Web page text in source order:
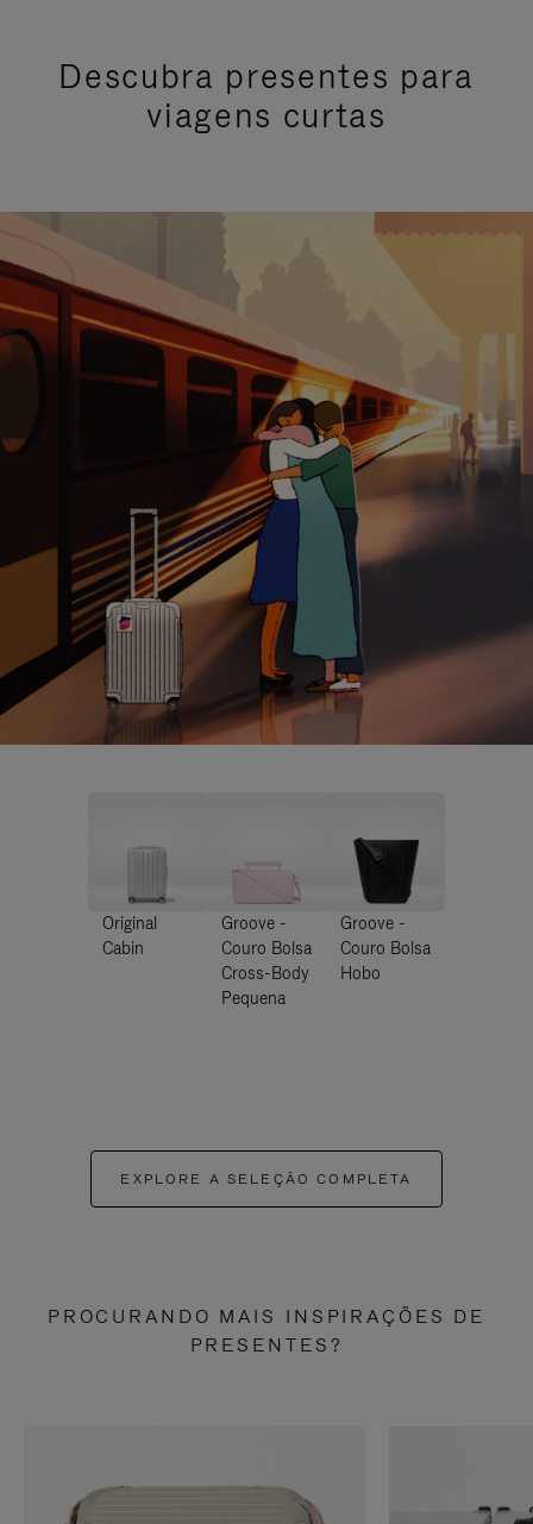
Descubra presentes para
viagens curtas
Original
Cabin
Groove -
Couro Bolsa
Cross-Body
Pequena
Groove -
Couro Bolsa
Hobo
EXPLORE A SELEÇÃO COMPLETA
PROCURANDO MAIS INSPIRAÇÕES DE
PRESENTES?